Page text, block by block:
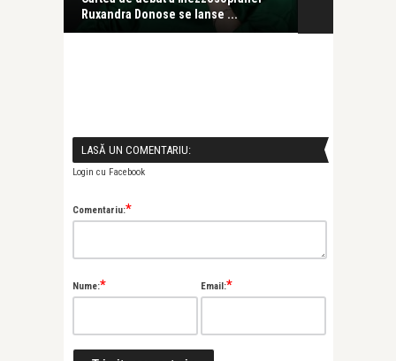
Ruxandra Donose se lanse ...
LASĂ UN COMENTARIU:
Login cu Facebook
Comentariu:*
Nume:* Email:*